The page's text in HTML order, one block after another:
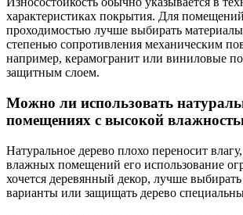
характеристиках покрытия. Для
проходимостью лучше выбирать
степенью сопротивления механическим
например, керамогранит или виниловые
защитным слоем.
Можно ли использовать
помещениях с высокой
Натуральное дерево плохо переносит
влажных помещений его использование
хочется деревянный декор, лучше
варианты или защищать дерево